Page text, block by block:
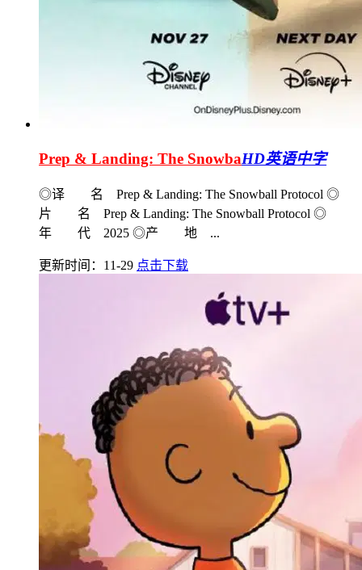
Prep & Landing: The SnowbaHD英语中字
◎译 名 Prep & Landing: The Snowball Protocol ◎
片 名 Prep & Landing: The Snowball Protocol ◎
年 代 2025 ◎产 地 ...
更新时间：11-29 点击下载